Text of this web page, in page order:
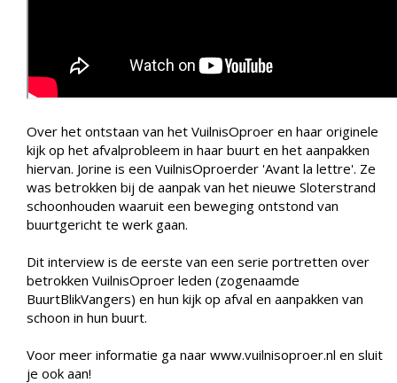
Over het ontstaan van het VuilnisOproer en haar originele
kijk op het afvalprobleem in haar buurt en het aanpakken
hiervan. Jorine is een VuilnisOproerder 'Avant la lettre'. Ze
was betrokken bij de aanpak van het nieuwe Sloterstrand
schoonhouden waaruit een beweging ontstond van
buurtgericht te werk gaan.
Dit interview is de eerste van een serie portretten over
betrokken VuilnisOproer leden (zogenaamde
BuurtBlikVangers) en hun kijk op afval en aanpakken van
schoon in hun buurt.
Voor meer informatie ga naar www.vuilnisoproer.nl en sluit
je ook aan!